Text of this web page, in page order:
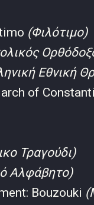
(Φιλότιμο)
Εθνική
of
Τραγούδι)
Αλφάβητο)
Bouzouki